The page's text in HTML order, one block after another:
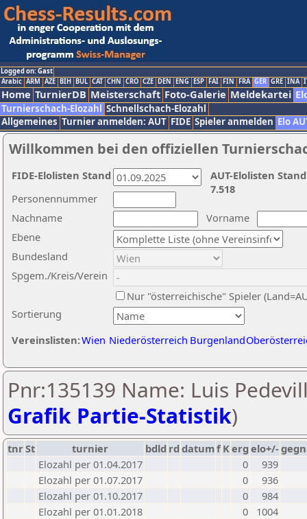
Logged on: Gast
Arabic ARM AZE BIH BUL CAT CHN CRO CZE DEN ENG ESP FAI FIN FRA GER GRE INA
Home TurnierDB Meisterschaft Foto-Galerie Meldekartei
Turnierschach-Elozahl Schnellschach-Elozahl
Allgemeines Turnier anmelden: AUT FIDE Spieler anmelden Elo
Willkommen bei den offiziellen
Nachname
Vorname
Ebene
Sortierung
Personennummer
Bundesland
Spgem./Kreis/Verein
Nur "österreichische" Spieler
Vereinslisten:Wien Niederösterreich Burgenland
AUT-Elolisten
7.518
FIDE-Elolisten Stand
Pnr:135139 Name: Luis
Grafik Partie-Statistik)
tnrSt turnier bdld rd datumf Kerg elo+/-
Elozahl per 01.04.2017
0
939
Elozahl per 01.07.2017
0
936
Elozahl per 01.10.2017
0
984
Elozahl per 01.01.2018
0
1004